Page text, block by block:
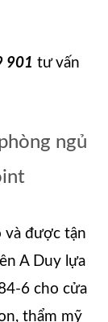
901 tư vấn
ngủ
và được tận
A Duy lựa
6 cho cửa
thẩm mỹ